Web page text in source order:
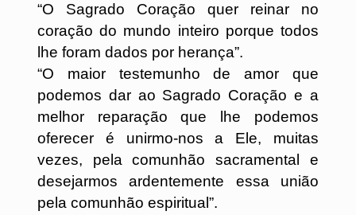
“O Sagrado Coração quer reinar no
coração do mundo inteiro porque todos
lhe foram dados por herança”.
“O maior testemunho de amor que
podemos dar ao Sagrado Coração e a
melhor reparação que lhe podemos
oferecer é unirmo-nos a Ele, muitas
vezes, pela comunhão sacramental e
desejarmos ardentemente essa união
pela comunhão espiritual”.